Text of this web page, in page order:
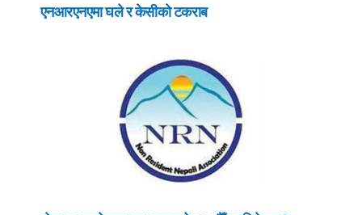
एनआरएनएमा घले र केसीको टकराब